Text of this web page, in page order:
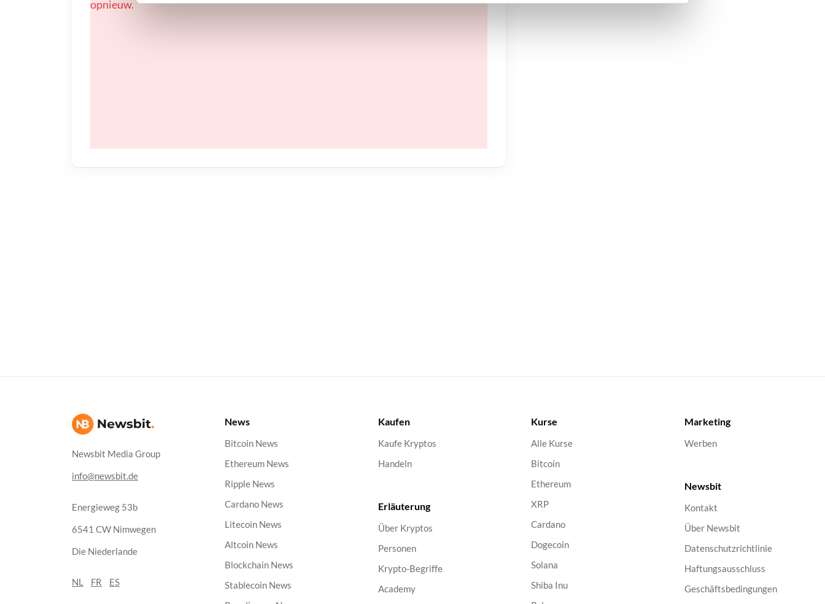
opnieuw.
Newsbit Media Group
info@newsbit.de
Energieweg 53b
6541 CW Nimwegen
Die Niederlande
NL FR ES
News
Bitcoin News
Ethereum News
Ripple News
Cardano News
Litecoin News
Altcoin News
Blockchain News
Stablecoin News
Kaufen
Kaufe Kryptos
Handeln
Erläuterung
Über Kryptos
Personen
Krypto-Begriffe
Academy
Kurse
Alle Kurse
Bitcoin
Ethereum
XRP
Cardano
Dogecoin
Solana
Shiba Inu
Marketing
Werben
Newsbit
Kontakt
Über Newsbit
Datenschutzrichtlinie
Haftungsausschluss
Geschäftsbedingungen